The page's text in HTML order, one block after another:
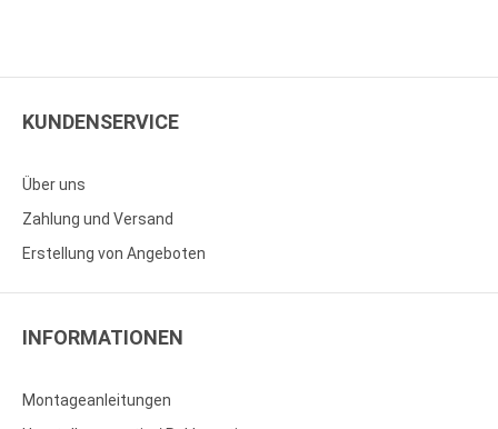
KUNDENSERVICE
Über uns
Zahlung und Versand
Erstellung von Angeboten
INFORMATIONEN
Montageanleitungen